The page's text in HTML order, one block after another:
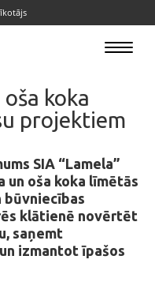
Toggle
koka
projektiem
SIA “Lamela”
oša koka līmētās
būvniecības
klātienē novērtēt
saņemt
izmantot īpašos